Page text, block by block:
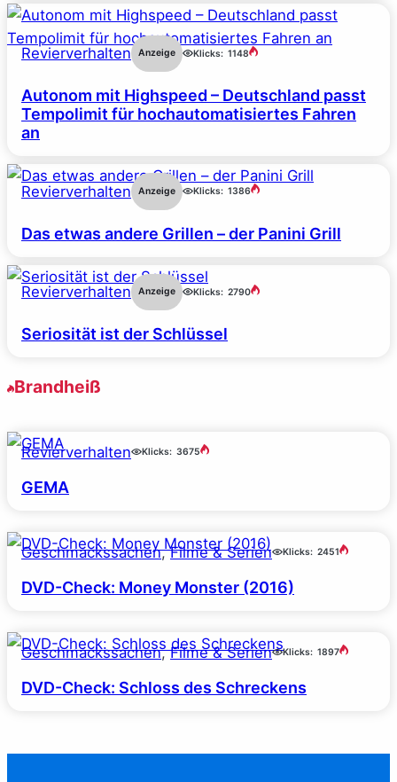
Revierverhalten Anzeige Klicks: 1148
Autonom mit Highspeed – Deutschland passt
Tempolimit für hochautomatisiertes Fahren
an
Revierverhalten Anzeige Klicks: 1386
Das etwas andere Grillen – der Panini Grill
Revierverhalten Anzeige Klicks: 2790
Seriosität ist der Schlüssel
Brandheiß
Revierverhalten Klicks: 3675
GEMA
Geschmackssachen, Filme & Serien Klicks: 2451
DVD-Check: Money Monster (2016)
Geschmackssachen, Filme & Serien Klicks: 1897
DVD-Check: Schloss des Schreckens